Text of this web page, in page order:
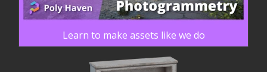
Learn to make assets like we do